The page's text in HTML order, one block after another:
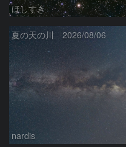
ほしすき
夏の天の川 2026/08/06
nardis